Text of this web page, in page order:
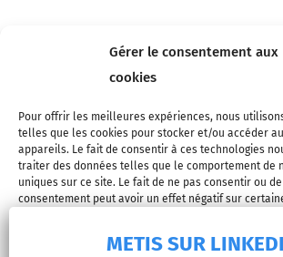
Gérer le consentement aux
cookies
Pour offrir les meilleures expériences, nous
telles que les cookies pour stocker et/ou accéder
appareils. Le fait de consentir à ces technologies
traiter des données telles que le comportement de
uniques sur ce site. Le fait de ne pas consentir ou
consentement peut avoir un effet négatif sur
NEWSLETTER
Inscrivez-vous pour recevoir tous les
les derniers articles de Metis !
Je m'inscris
METIS SUR